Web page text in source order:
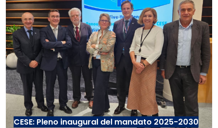
CESE: Pleno inaugural del mandato 2025-2030